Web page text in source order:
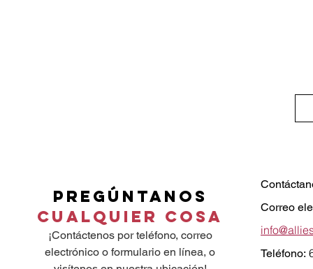
Pregúntanos
Cualquier cosa
¡Contáctenos por teléfono, correo
electrónico o formulario en línea, o
Correo
Teléfono: